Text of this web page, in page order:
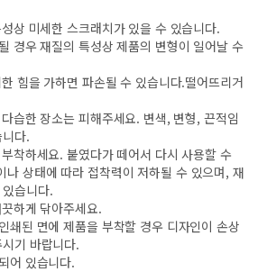
상 미세한 스크래치가 있을 수 있습니다.
경우 재질의 특성상 제품의 변형이 일어날 수
힘을 가하면 파손될 수 있습니다.떨어뜨리거
습한 장소는 피해주세요. 변색, 변형, 끈적임
다.
착하세요. 붙였다가 떼어서 다시 사용할 수
나 상태에 따라 접착력이 저하될 수 있으며, 재
습니다.
하게 닦아주세요.
쇄된 면에 제품을 부착할 경우 디자인이 손상
기 바랍니다.
어 있습니다.